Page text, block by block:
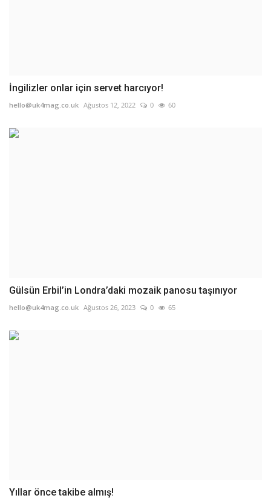
İngilizler onlar için servet harcıyor!
hello@uk4mag.co.uk Ağustos 12, 2022 0 60
Gülsün Erbil’in Londra’daki mozaik panosu taşınıyor
hello@uk4mag.co.uk Ağustos 26, 2023 0 65
Yıllar önce takibe almış!